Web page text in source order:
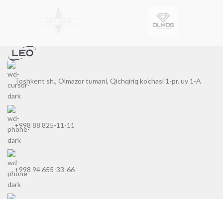
Toshkent sh., Olmazor tumani, Qichqiriq ko‘chasi 1-pr. uy 1-A
+998 88 825-11-11
+998 94 655-33-66